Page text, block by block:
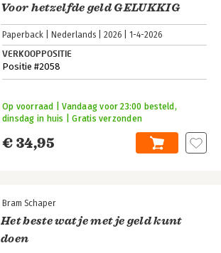
Voor hetzelfde geld GELUKKIG
Paperback Nederlands 2026 1-4-2026
VERKOOPPOSITIE
Positie #2058
€ 34,95
Op voorraad | Vandaag voor 23:00 besteld,
dinsdag in huis | Gratis verzonden
Bram Schaper
Het beste wat je met je geld kunt
doen